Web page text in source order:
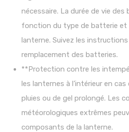
nécessaire. La durée de vie des
fonction du type de batterie et
lanterne. Suivez les
remplacement des batteries.
**Protection contre les
les lanternes à l’intérieur en
pluies ou de gel prolongé. Les
météorologiques extrêmes
composants de la lanterne.